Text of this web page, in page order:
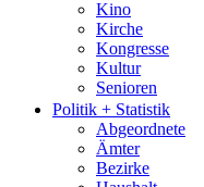
Kino
Kirche
Kongresse
Kultur
Senioren
Stadtführer
Straßen
Politik + Statistik
Abgeordnete
Ämter
Bezirke